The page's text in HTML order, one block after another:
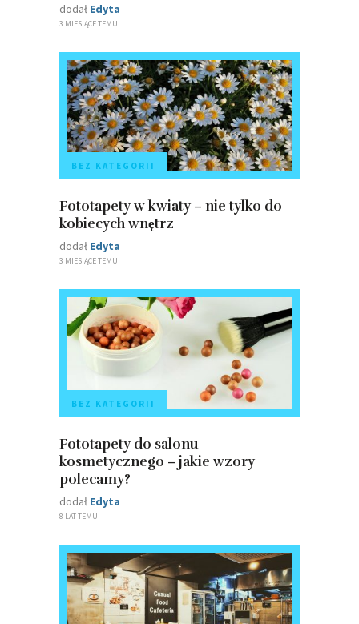
dodał Edyta
3 MIESIĄCE TEMU
BEZ KATEGORII
Fototapety w kwiaty – nie tylko do
kobiecych wnętrz
dodał Edyta
3 MIESIĄCE TEMU
BEZ KATEGORII
Fototapety do salonu
kosmetycznego – jakie wzory
polecamy?
dodał Edyta
8 LAT TEMU